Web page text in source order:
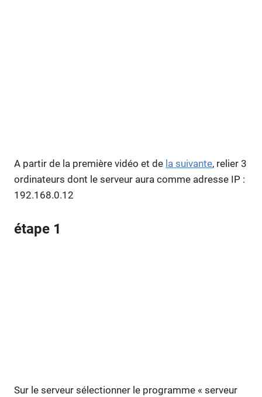
A partir de la première vidéo et de la suivante, relier 3
ordinateurs dont le serveur aura comme adresse IP :
192.168.0.12
étape 1
Sur le serveur sélectionner le programme « serveur